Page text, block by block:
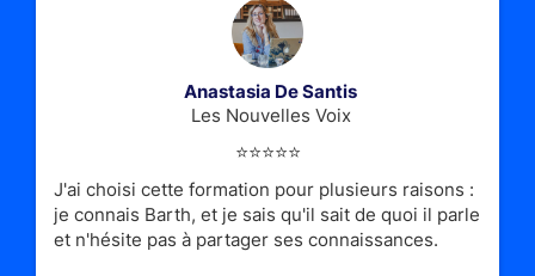
Anastasia De Santis
Les Nouvelles Voix
⭐️⭐️⭐️⭐️⭐️
J'ai choisi cette formation pour plusieurs raisons :
je connais Barth, et je sais qu'il sait de quoi il parle
et n'hésite pas à partager ses connaissances.